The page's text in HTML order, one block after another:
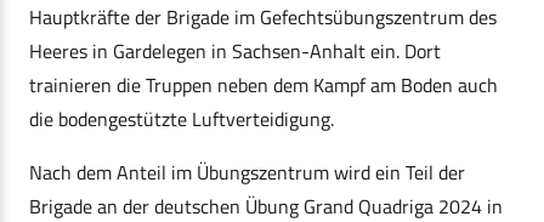
Hauptkräfte der Brigade im Gefechtsübungszentrum des
Heeres in Gardelegen in Sachsen-Anhalt ein. Dort
trainieren die Truppen neben dem Kampf am Boden auch
die bodengestützte Luftverteidigung.
Nach dem Anteil im Übungszentrum wird ein Teil der
Brigade an der deutschen Übung Grand Quadriga 2024 in